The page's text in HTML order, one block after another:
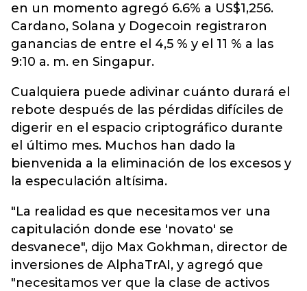
en un momento agregó 6.6% a US$1,256.
Cardano, Solana y Dogecoin registraron
ganancias de entre el 4,5 % y el 11 % a las
9:10 a. m. en Singapur.
Cualquiera puede adivinar cuánto durará el
rebote después de las pérdidas difíciles de
digerir en el espacio criptográfico durante
el último mes. Muchos han dado la
bienvenida a la eliminación de los excesos y
la especulación altísima.
"La realidad es que necesitamos ver una
capitulación donde ese 'novato' se
desvanece", dijo Max Gokhman, director de
inversiones de AlphaTrAI, y agregó que
"necesitamos ver que la clase de activos